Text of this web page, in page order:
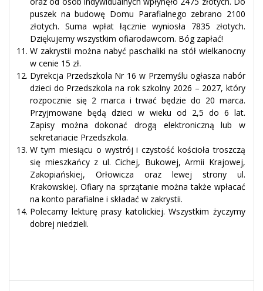
puszek na budowę Domu Parafialnego zebrano 2100
złotych. Suma wpłat łącznie wyniosła 7835 złotych.
Dziękujemy wszystkim ofiarodawcom. Bóg zapłać!
W zakrystii można nabyć paschaliki na stół wielkanocny
w cenie 15 zł.
Dyrekcja Przedszkola Nr 16 w Przemyślu ogłasza nabór
dzieci do Przedszkola na rok szkolny 2026 – 2027, który
rozpocznie się 2 marca i trwać będzie do 20 marca.
Przyjmowane będą dzieci w wieku od 2,5 do 6 lat.
Zapisy można dokonać drogą elektroniczną lub w
sekretariacie Przedszkola.
W tym miesiącu o wystrój i czystość kościoła troszczą
się mieszkańcy z ul. Cichej, Bukowej, Armii Krajowej,
Zakopiańskiej, Orłowicza oraz lewej strony ul.
Krakowskiej. Ofiary na sprzątanie można także wpłacać
na konto parafialne i składać w zakrystii.
Polecamy lekturę prasy katolickiej. Wszystkim życzymy
dobrej niedzieli.